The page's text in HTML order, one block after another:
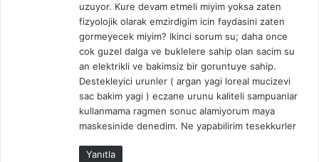
uzuyor. Kure devam etmeli miyim yoksa zaten
fizyolojik olarak emzirdigim icin faydasini zaten
gormeyecek miyim? Ikinci sorum su; daha once
cok guzel dalga ve buklelere sahip olan sacim su
an elektrikli ve bakimsiz bir goruntuye sahip.
Destekleyici urunler ( argan yagi loreal mucizevi
sac bakim yagi ) eczane urunu kaliteli sampuanlar
kullanmama ragmen sonuc alamiyorum maya
maskesinide denedim. Ne yapabilirim tesekkurler
Yanıtla